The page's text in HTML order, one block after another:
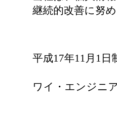
継続的改善に努
平成17年11月1日
ワイ・エンジニ